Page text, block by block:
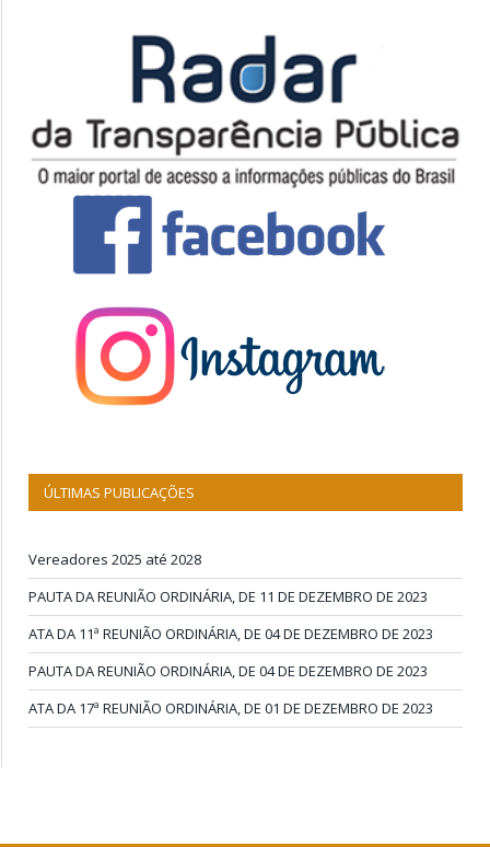
ÚLTIMAS PUBLICAÇÕES
Vereadores 2025 até 2028
PAUTA DA REUNIÃO ORDINÁRIA, DE 11 DE DEZEMBRO DE 2023
ATA DA 11ª REUNIÃO ORDINÁRIA, DE 04 DE DEZEMBRO DE 2023
PAUTA DA REUNIÃO ORDINÁRIA, DE 04 DE DEZEMBRO DE 2023
ATA DA 17ª REUNIÃO ORDINÁRIA, DE 01 DE DEZEMBRO DE 2023